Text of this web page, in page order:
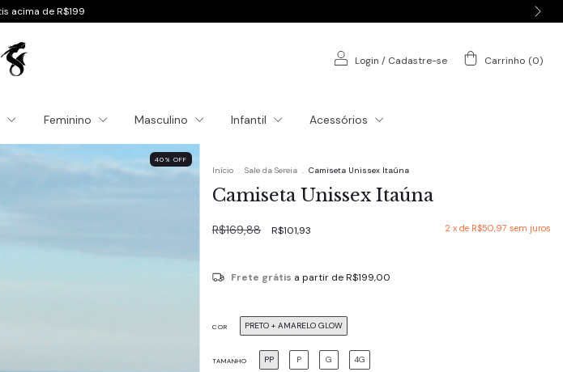
acima de R$199
Login / Cadastre-se Carrinho (0)
Feminino Masculino Infantil Acessórios
40 % OFF
Início . Sale da Sereia . Camiseta Unissex Itaúna
Camiseta Unissex Itaúna
R$169,88 R$101,93 2 x de R$50,97 sem juros
Frete grátis a partir deR$199,00
COR PRETO + AMARELO GLOW
TAMANHO PP P G 4G